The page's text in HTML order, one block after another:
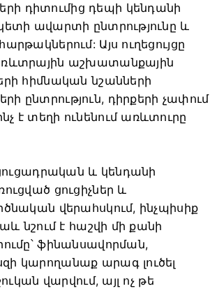
դիտումից դեպի կենդանի
ավարտի ընտրությունը և
Այս ուղեցույցը
աշխատանքային
հիմնական նշանների
ընտրություն, դիրքերի չափում
է տեղի ունենում առևտուրը
և կենդանի
ցուցիչներ և
վերահսկում, ինչպիսիք
նշում է հաշվի մի քանի
ֆինանսավորման,
կարողանաք արագ լուծել
վարվում, այլ ոչ թե